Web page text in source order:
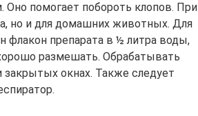
помогает побороть клопов. При
но и для домашних животных. Для
флакон препарата в ½ литра воды,
размешать. Обрабатывать
окнах. Также следует